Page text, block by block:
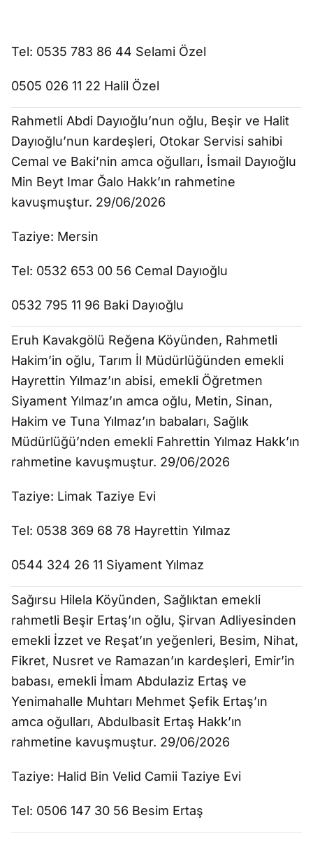
Tel: 0535 783 86 44 Selami Özel
0505 026 11 22 Halil Özel
Rahmetli Abdi Dayıoğlu’nun oğlu, Beşir ve Halit
Dayıoğlu’nun kardeşleri, Otokar Servisi sahibi
Cemal ve Baki’nin amca oğulları, İsmail Dayıoğlu
Min Beyt Imar Ğalo Hakk’ın rahmetine
kavuşmuştur. 29/06/2026
Taziye: Mersin
Tel: 0532 653 00 56 Cemal Dayıoğlu
0532 795 11 96 Baki Dayıoğlu
Eruh Kavakgölü Reğena Köyünden, Rahmetli
Hakim’in oğlu, Tarım İl Müdürlüğünden emekli
Hayrettin Yılmaz’ın abisi, emekli Öğretmen
Siyament Yılmaz’ın amca oğlu, Metin, Sinan,
Hakim ve Tuna Yılmaz’ın babaları, Sağlık
Müdürlüğü’nden emekli Fahrettin Yılmaz Hakk’ın
rahmetine kavuşmuştur. 29/06/2026
Taziye: Limak Taziye Evi
Tel: 0538 369 68 78 Hayrettin Yılmaz
0544 324 26 11 Siyament Yılmaz
Sağırsu Hilela Köyünden, Sağlıktan emekli
rahmetli Beşir Ertaş’ın oğlu, Şirvan Adliyesinden
emekli İzzet ve Reşat’ın yeğenleri, Besim, Nihat,
Fikret, Nusret ve Ramazan’ın kardeşleri, Emir’in
babası, emekli İmam Abdulaziz Ertaş ve
Yenimahalle Muhtarı Mehmet Şefik Ertaş’ın
amca oğulları, Abdulbasit Ertaş Hakk’ın
rahmetine kavuşmuştur. 29/06/2026
Taziye: Halid Bin Velid Camii Taziye Evi
Tel: 0506 147 30 56 Besim Ertaş